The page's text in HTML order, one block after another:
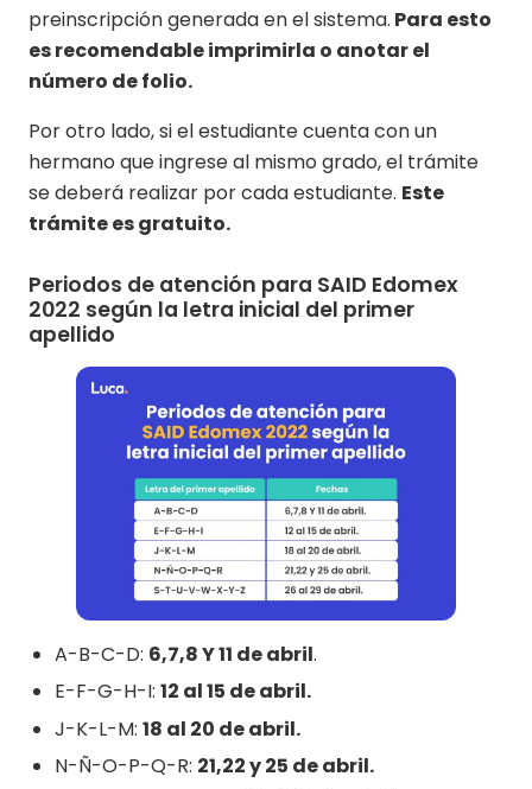
preinscripción generada en el sistema. Para esto
es recomendable imprimirla o anotar el
número de folio.
Por otro lado, si el estudiante cuenta con un
hermano que ingrese al mismo grado, el trámite
se deberá realizar por cada estudiante. Este
trámite es gratuito.
Periodos de atención para SAID Edomex
2022 según la letra inicial del primer
apellido
A-B-C-D: 6,7,8 Y 11 de abril.
E-F-G-H-I: 12 al 15 de abril.
J-K-L-M: 18 al 20 de abril.
N-Ñ-O-P-Q-R: 21,22 y 25 de abril.